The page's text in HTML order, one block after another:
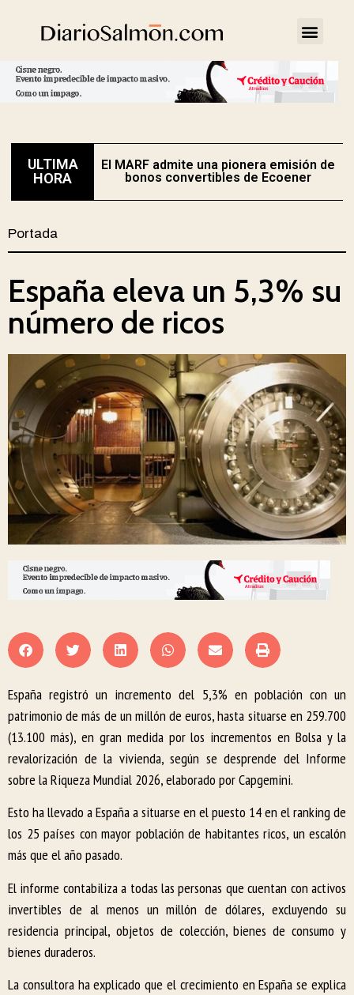
ULTIMA
HORA
El MARF admite una pionera emisión de
bonos convertibles de Ecoener
Portada
España eleva un 5,3% su
número de ricos
España registró un incremento del 5,3% en población con un
patrimonio de más de un millón de euros, hasta situarse en 259.700
(13.100 más), en gran medida por los incrementos en Bolsa y la
revalorización de la vivienda, según se desprende del Informe
sobre la Riqueza Mundial 2026, elaborado por Capgemini.
Esto ha llevado a España a situarse en el puesto 14 en el ranking de
los 25 países con mayor población de habitantes ricos, un escalón
más que el año pasado.
El informe contabiliza a todas las personas que cuentan con activos
invertibles de al menos un millón de dólares, excluyendo su
residencia principal, objetos de colección, bienes de consumo y
bienes duraderos.
La consultora ha explicado que el crecimiento en España se explica